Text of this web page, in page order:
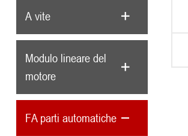
A vite
Modulo lineare del
motore
FA parti automatiche